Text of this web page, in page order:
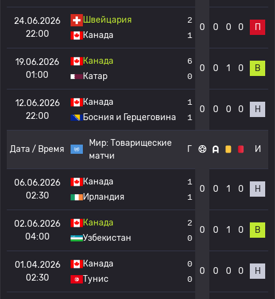
24.06.2026
22:00
Швейцария
Канада
2
1
0 0 0 0 П
19.06.2026
01:00
Канада
Катар
6
0
0 0 1 0 В
12.06.2026
22:00
Канада
Босния и Герцеговина
1
1
0 0 0 0 Н
Дата / Время
Мир: Товарищеские
матчи
Г И
06.06.2026
02:30
Канада
Ирландия
1
1
0 0 1 0 Н
02.06.2026
04:00
Канада
Узбекистан
2
0
0 0 1 0 В
01.04.2026
02:30
Канада
Тунис
0
0
0 0 0 0 Н